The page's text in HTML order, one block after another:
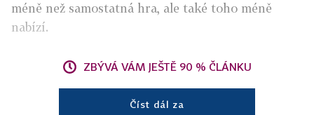
méně než samostatná hra, ale také toho méně
nabízí.
ZBÝVÁ VÁM JEŠTĚ 90 % ČLÁNKU
Číst dál za